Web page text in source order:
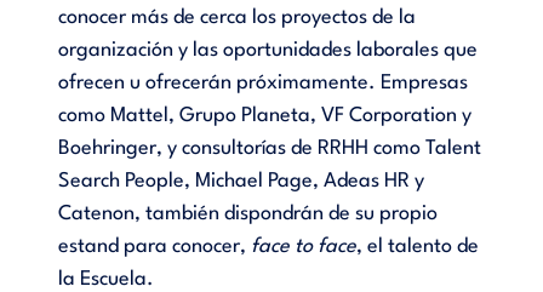
conocer más de cerca los proyectos de la
organización y las oportunidades laborales que
ofrecen u ofrecerán próximamente. Empresas
como Mattel, Grupo Planeta, VF Corporation y
Boehringer, y consultorías de RRHH como Talent
Search People, Michael Page, Adeas HR y
Catenon, también dispondrán de su propio
estand para conocer, face to face, el talento de
la Escuela.